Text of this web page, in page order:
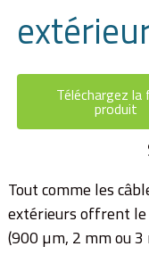
Téléchargez la
produit
Tout comme les
extérieurs offrent le
(900 µm, 2 mm ou 3